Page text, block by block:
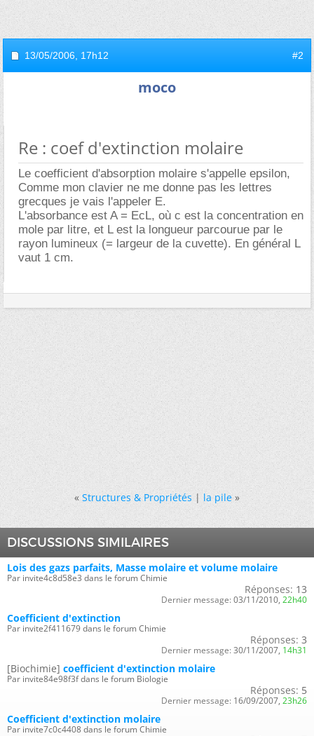
13/05/2006, 17h12 #2
moco
Re : coef d'extinction molaire
Le coefficient d'absorption molaire s'appelle epsilon,
Comme mon clavier ne me donne pas les lettres
grecques je vais l'appeler E.
L'absorbance est A = EcL, où c est la concentration en
mole par litre, et L est la longueur parcourue par le
rayon lumineux (= largeur de la cuvette). En général L
vaut 1 cm.
« Structures & Propriétés|la pile »
DISCUSSIONS SIMILAIRES
Lois des gazs parfaits, Masse molaire et volume molaire
Par invite4c8d58e3 dans le forum Chimie
Réponses: 13
Dernier message: 03/11/2010, 22h40
Coefficient d'extinction
Par invite2f411679 dans le forum Chimie
Réponses: 3
Dernier message: 30/11/2007, 14h31
[Biochimie] coefficient d'extinction molaire
Par invite84e98f3f dans le forum Biologie
Réponses: 5
Dernier message: 16/09/2007, 23h26
Coefficient d'extinction molaire
Par invite7c0c4408 dans le forum Chimie